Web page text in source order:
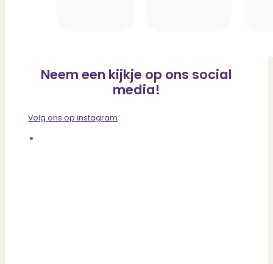
Neem een kijkje op ons social
media!
Volg ons op instagram